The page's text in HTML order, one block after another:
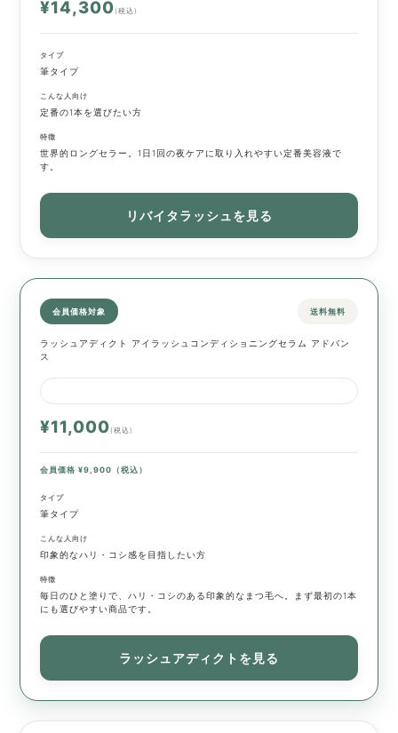
¥14,300 (税込)
タイプ
筆タイプ
こんな人向け
定番の1本を選びたい方
特徴
世界的ロングセラー。1日1回の夜ケアに取り入れやすい定番美容液で
す。
リバイタラッシュを見る
会員価格対象 送料無料
ラッシュアディクト アイラッシュコンディショニングセラム アドバン
ス
¥11,000 (税込)
会員価格 ¥9,900（税込）
タイプ
筆タイプ
こんな人向け
印象的なハリ・コシ感を目指したい方
特徴
毎日のひと塗りで、ハリ・コシのある印象的なまつ毛へ。まず最初の1本
にも選びやすい商品です。
ラッシュアディクトを見る